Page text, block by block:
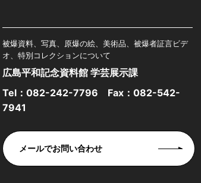
被爆資料、写真、原爆の絵、美術品、被爆者証言ビデ
オ、特別コレクションについて
広島平和記念資料館 学芸展示課
Tel： 082-242-7796 Fax：082-542-
7941
メールでお問い合わせ